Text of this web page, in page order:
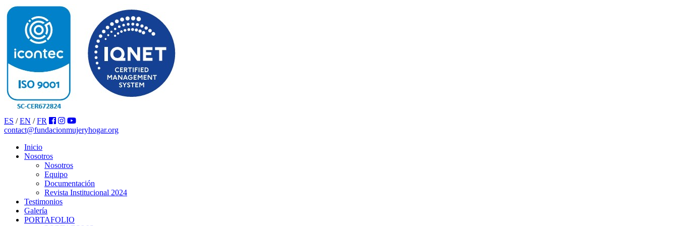
ES / EN / FR
contact@fundacionmujeryhogar.org
Inicio
Nosotros
Nosotros
Equipo
Documentación
Revista Institucional 2024
Testimonios
Galería
PORTAFOLIO